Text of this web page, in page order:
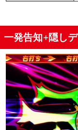
一発告知+隠し